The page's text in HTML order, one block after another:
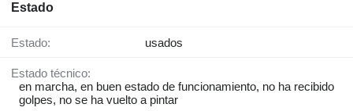
Estado
Estado: usados
Estado técnico:
en marcha, en buen estado de funcionamiento, no ha recibido
golpes, no se ha vuelto a pintar